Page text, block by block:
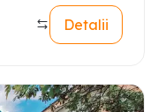
Detalii